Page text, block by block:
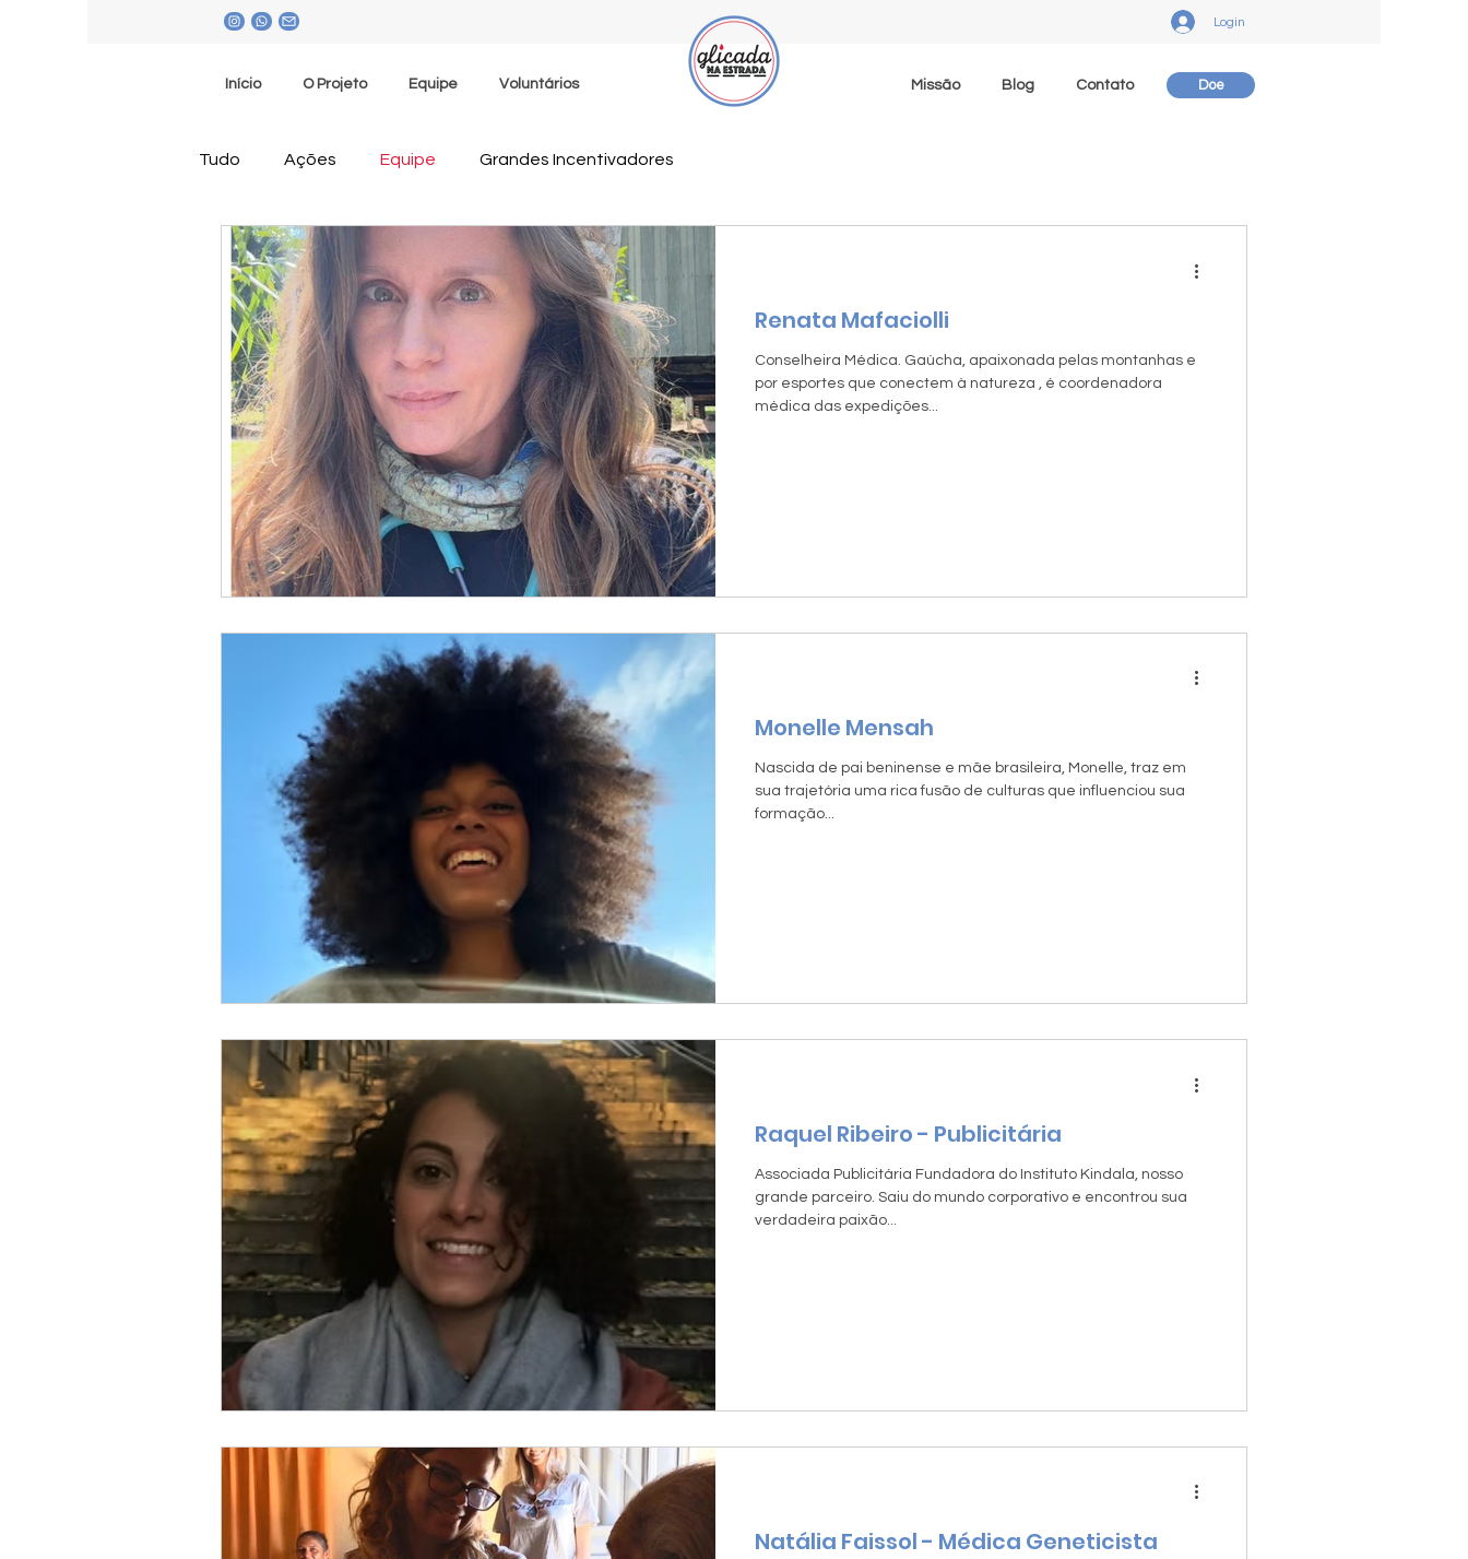
Login
Início O Projeto Equipe Voluntários Missão Blog Contato Doe
Tudo Ações Equipe Grandes Incentivadores
Renata Mafaciolli
Conselheira Médica. Gaúcha, apaixonada pelas montanhas e
por esportes que conectem à natureza , é coordenadora
médica das expedições...
Monelle Mensah
Nascida de pai beninense e mãe brasileira, Monelle, traz em
sua trajetória uma rica fusão de culturas que influenciou sua
formação...
Raquel Ribeiro - Publicitária
Associada Publicitária Fundadora do Instituto Kindala, nosso
grande parceiro. Saiu do mundo corporativo e encontrou sua
verdadeira paixão...
Natália Faissol - Médica Geneticista